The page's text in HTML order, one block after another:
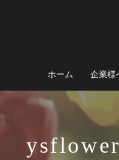
ホーム 企業様